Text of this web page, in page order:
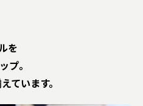
を
プ。
ています。